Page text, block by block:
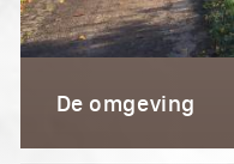
De omgeving